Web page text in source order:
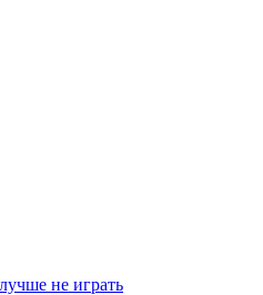
не играть